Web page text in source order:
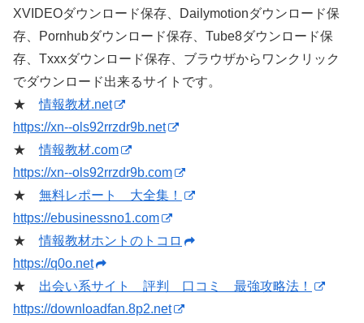
XVIDEOダウンロード保存、Dailymotionダウンロード保
存、Pornhubダウンロード保存、Tube8ダウンロード保
存、Txxxダウンロード保存、ブラウザからワンクリック
でダウンロード出来るサイトです。
★情報教材.net
https://xn--ols92rrzdr9b.net
★情報教材.com
https://xn--ols92rrzdr9b.com
★ 無料レポート 大全集！
https://ebusinessno1.com
★情報教材ホントのトコロ
https://q0o.net
★ 出会い系サイト 評判 口コミ 最強攻略法！
https://downloadfan.8p2.net